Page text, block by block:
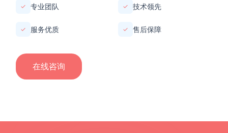
✓ 专业团队 ✓ 技术领先
✓ 服务优质 ✓ 售后保障
在线咨询